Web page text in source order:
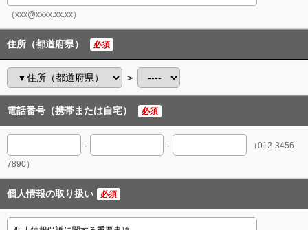
（xxx@xxxx.xx.xx）
住所（都道府県） 必須
＞
電話番号（携帯または自宅） 必須
- -
（012-3456-
7890）
個人情報の取り扱い 必須